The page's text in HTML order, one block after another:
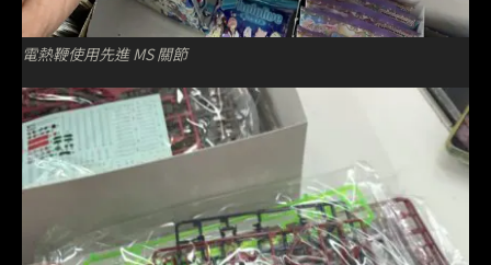
電熱鞭使用先進 MS 關節